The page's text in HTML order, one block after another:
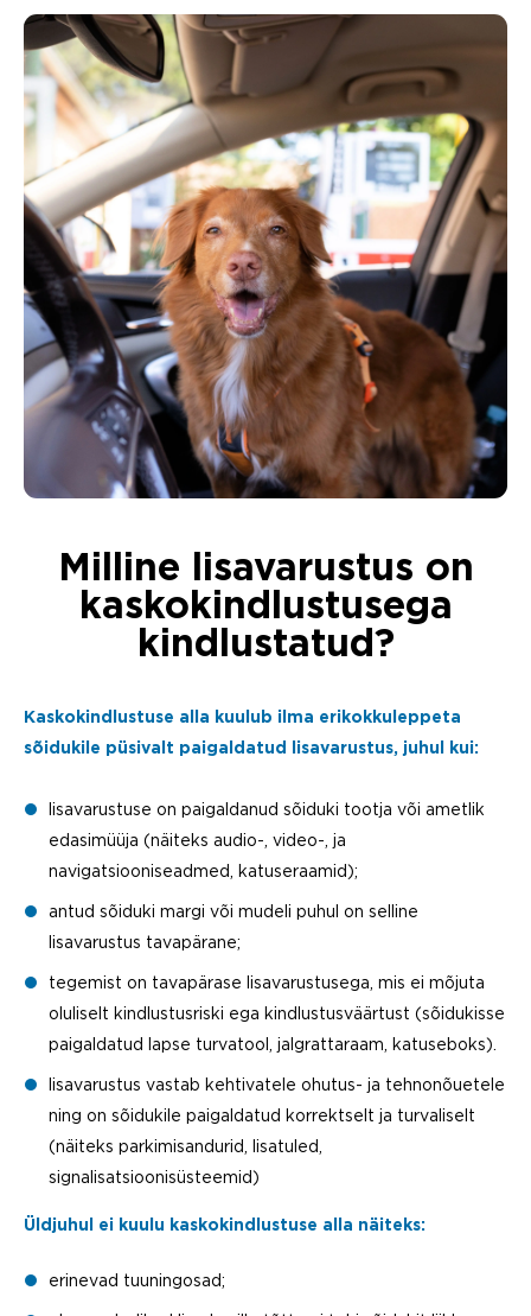
Milline lisavarustus on
kaskokindlustusega
kindlustatud?
Kaskokindlustuse alla kuulub ilma erikokkuleppeta
sõidukile püsivalt paigaldatud lisavarustus, juhul kui:
lisavarustuse on paigaldanud sõiduki tootja või ametlik
edasimüüja (näiteks audio-, video-, ja
navigatsiooniseadmed, katuseraamid);
antud sõiduki margi või mudeli puhul on selline
lisavarustus tavapärane;
tegemist on tavapärase lisavarustusega, mis ei mõjuta
oluliselt kindlustusriski ega kindlustusväärtust (sõidukisse
paigaldatud lapse turvatool, jalgrattaraam, katuseboks).
lisavarustus vastab kehtivatele ohutus- ja tehnonõuetele
ning on sõidukile paigaldatud korrektselt ja turvaliselt
(näiteks parkimisandurid, lisatuled,
signalisatsioonisüsteemid)
Üldjuhul ei kuulu kaskokindlustuse alla näiteks:
erinevad tuuningosad;